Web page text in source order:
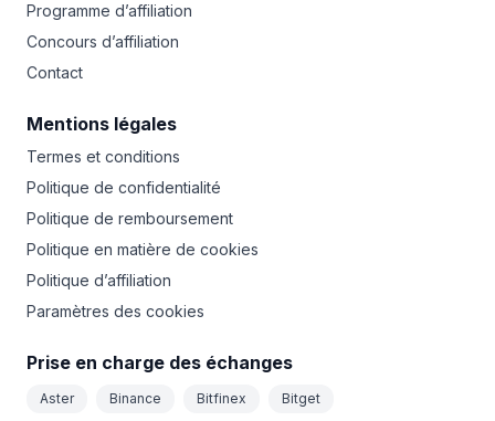
Programme d’affiliation
Concours d’affiliation
Contact
Mentions légales
Termes et conditions
Politique de confidentialité
Politique de remboursement
Politique en matière de cookies
Politique d’affiliation
Paramètres des cookies
Prise en charge des échanges
Aster Binance Bitfinex Bitget